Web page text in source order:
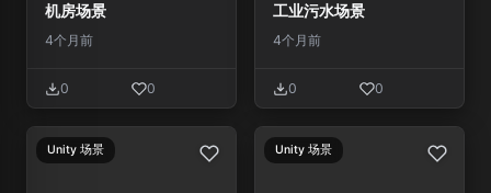
机房场景
4个月前
0 0
工业污水场景
4个月前
0 0
Unity 场景 Unity 场景